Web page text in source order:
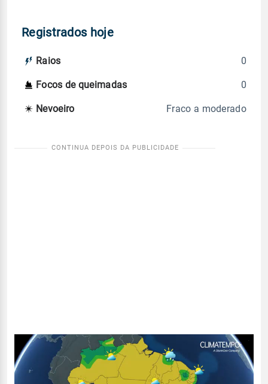
Registrados hoje
Raios 0
Focos de queimadas 0
Nevoeiro Fraco a moderado